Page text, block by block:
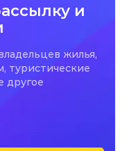
и
жилья,
туристические
другое